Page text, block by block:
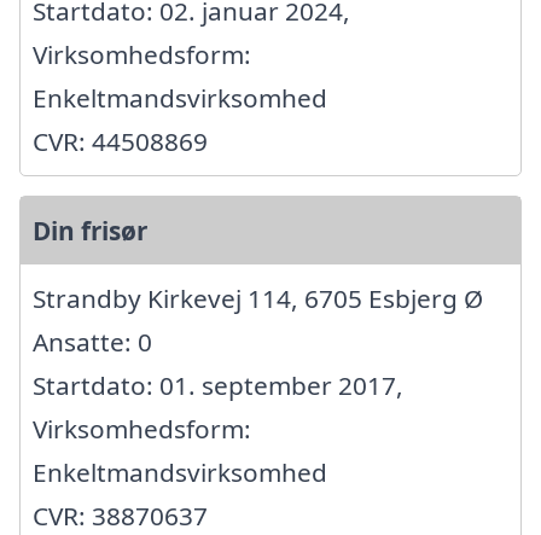
Startdato: 02. januar 2024,
Virksomhedsform:
Enkeltmandsvirksomhed
CVR: 44508869
Din frisør
Strandby Kirkevej 114, 6705 Esbjerg Ø
Ansatte: 0
Startdato: 01. september 2017,
Virksomhedsform:
Enkeltmandsvirksomhed
CVR: 38870637